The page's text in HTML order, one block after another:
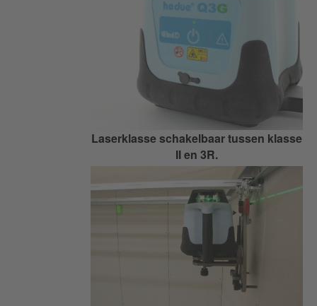
Laserklasse schakelbaar tussen klasse
II en 3R.